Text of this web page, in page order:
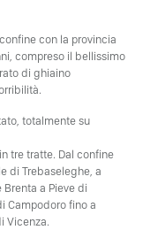
con la provincia
compreso il bellissimo
di ghiaino
totalmente su
tre tratte. Dal confine
di Trebaseleghe, a
a Pieve di
Campodoro fino a
Vicenza.